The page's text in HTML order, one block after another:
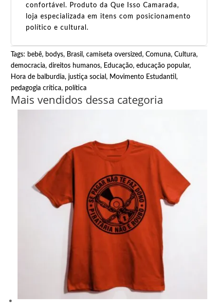
confortável. Produto da Que Isso Camarada,
loja especializada em itens com posicionamento
político e cultural.
Tags: bebê, bodys, Brasil,camiseta oversized,Comuna,Cultura,
democracia,direitos humanos, Educação,educação popular,
Hora de balburdia,justiça social, Movimento Estudantil,
pedagogia crítica, política
Mais vendidos dessa categoria